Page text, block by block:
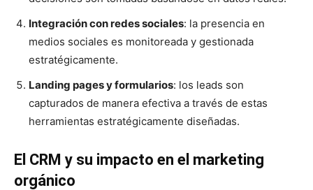
Integración con redes sociales: la presencia en
medios sociales es monitoreada y gestionada
estratégicamente.
Landing pages y formularios: los leads son
capturados de manera efectiva a través de estas
herramientas estratégicamente diseñadas.
El CRM y su impacto en el marketing
orgánico